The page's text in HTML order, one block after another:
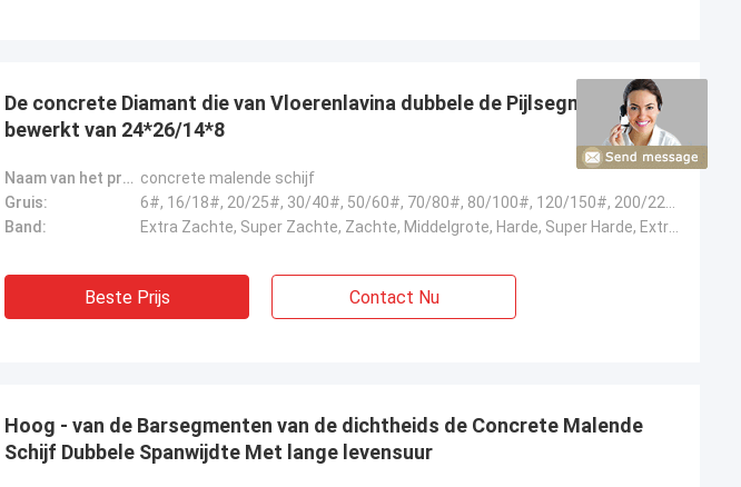
De concrete Diamant die van Vloerenlavina dubbele de Pijlsegmenten
bewerkt van 24*26/14*8
Naam van het product: concrete malende schijf
Gruis:
Band:
Beste Prijs Contact Nu
Hoog - van de Barsegmenten van de dichtheids de Concrete Malende
Schijf Dubbele Spanwijdte Met lange levensuur